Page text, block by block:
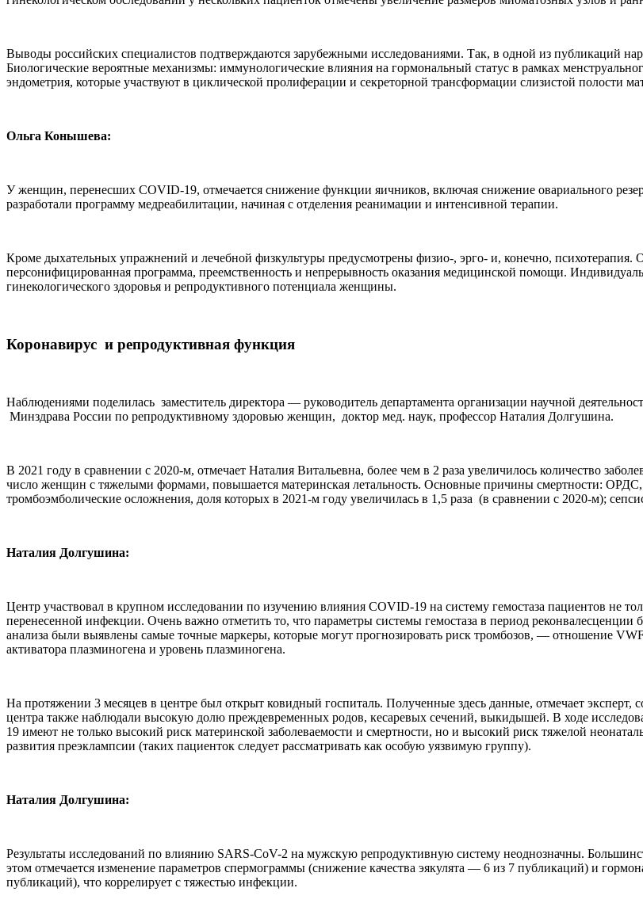
Выводы российских специалистов подтверждаются зарубежными исследованиями. Так, в одной из публикаций
Биологические вероятные механизмы: иммунологические влияния на гормональный статус в рамках
эндометрия, которые участвуют в циклической пролиферации и секреторной трансформации слизистой полости
Ольга Конышева:
У женщин, перенесших COVID-19, отмечается снижение функции яичников, включая снижение овариального
разработали программу медреабилитации, начиная с отделения реанимации и интенсивной терапии.
Кроме дыхательных упражнений и лечебной физкультуры предусмотрены физио-, эрго- и, конечно,
персонифицированная программа, преемственность и непрерывность оказания медицинской помощи.
гинекологического здоровья и репродуктивного потенциала женщины.
Коронавирус и репродуктивная функция
Наблюдениями поделилась заместитель директора — руководитель департамента организации научной
Минздрава России по репродуктивному здоровью женщин, доктор мед. наук, профессор Наталия Долгушина.
В 2021 году в сравнении с 2020-м, отмечает Наталия Витальевна, более чем в 2 раза увеличилось количество
число женщин с тяжелыми формами, повышается материнская летальность. Основные причины смертности: ОРДС,
тромбоэмболические осложнения, доля которых в 2021-м году увеличилась в 1,5 раза (в сравнении с 2020-м);
Наталия Долгушина:
Центр участвовал в крупном исследовании по изучению влияния COVID-19 на систему гемостаза пациентов не
перенесенной инфекции. Очень важно отметить то, что параметры системы гемостаза в период
анализа были выявлены самые точные маркеры, которые могут прогнозировать риск тромбозов, — отношение
активатора плазминогена и уровень плазминогена.
На протяжении 3 месяцев в центре был открыт ковидный госпиталь. Полученные здесь данные, отмечает
центра также наблюдали высокую долю преждевременных родов, кесаревых сечений, выкидышей. В ходе
19 имеют не только высокий риск материнской заболеваемости и смертности, но и высокий риск тяжелой
развития преэклампсии (таких пациенток следует рассматривать как особую уязвимую группу).
Наталия Долгушина:
Результаты исследований по влиянию SARS-CoV-2 на мужскую репродуктивную систему неоднозначны.
этом отмечается изменение параметров спермограммы (снижение качества эякулята — 6 из 7 публикаций) и
публикаций), что коррелирует с тяжестью инфекции.